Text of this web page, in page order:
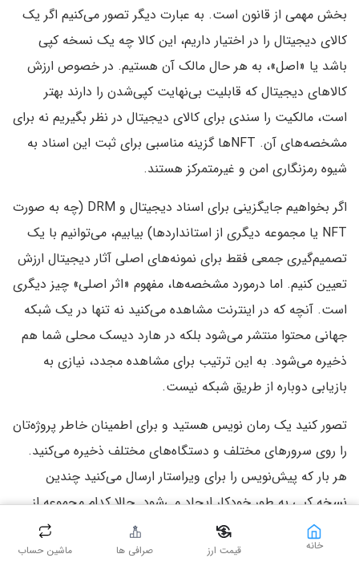
بخش مهمی از قانون است. به عبارت دیگر تصور می‌کنیم اگر یک
کالای دیجیتال را در اختیار داریم، این کالا چه یک نسخه کپی
باشد یا «اصل»، به هر حال مالک آن هستیم. در خصوص ارزش
کالاهای دیجیتال که قابلیت بی‌نهایت کپی‌شدن را دارند بهتر
است، مالکیت را سندی برای کالای دیجیتال در نظر بگیریم نه برای
مشخصه‌های آن. NFTها گزینه مناسبی برای ثبت این اسناد به
شیوه رمزنگاری امن و غیرمتمرکز هستند.
اگر بخواهیم جایگزینی برای اسناد دیجیتال و DRM (چه به صورت
NFT یا مجموعه دیگری از استانداردها) بیابیم، می‌توانیم با یک
تصمیم‌گیری جمعی فقط برای نمونه‌های اصلی آثار دیجیتال ارزش
تعیین کنیم. اما درمورد مشخصه‌ها، مفهوم «اثر اصلی» چیز دیگری
است. آنچه که در اینترنت مشاهده می‌کنید نه تنها در یک شبکه
جهانی محتوا منتشر می‌شود بلکه در هارد دیسک محلی شما هم
ذخیره می‌شود. به این ترتیب برای مشاهده مجدد، نیازی به
بازیابی دوباره از طریق شبکه نیست.
تصور کنید یک رمان نویس هستید و برای اطمینان خاطر پروژه‌تان
را روی سرورهای مختلف و دستگاه‌های مختلف ذخیره می‌کنید.
هر بار که پیش‌نویس را برای ویراستار ارسال می‌کنید چندین
نسخه کپی به طور خودکار ایجاد می‌شود. حالا کدام مجموعه از
مشخصه‌های غیر‌قابل‌تمایز، نشان‌دهنده نسخه اصلی هستند؟ بر
خلاف مفاهیمی مانند یک ماشین کلاسیک، یک کارت بیسبال یا
خانه قیمت ارز صرافی ها ماشین حساب